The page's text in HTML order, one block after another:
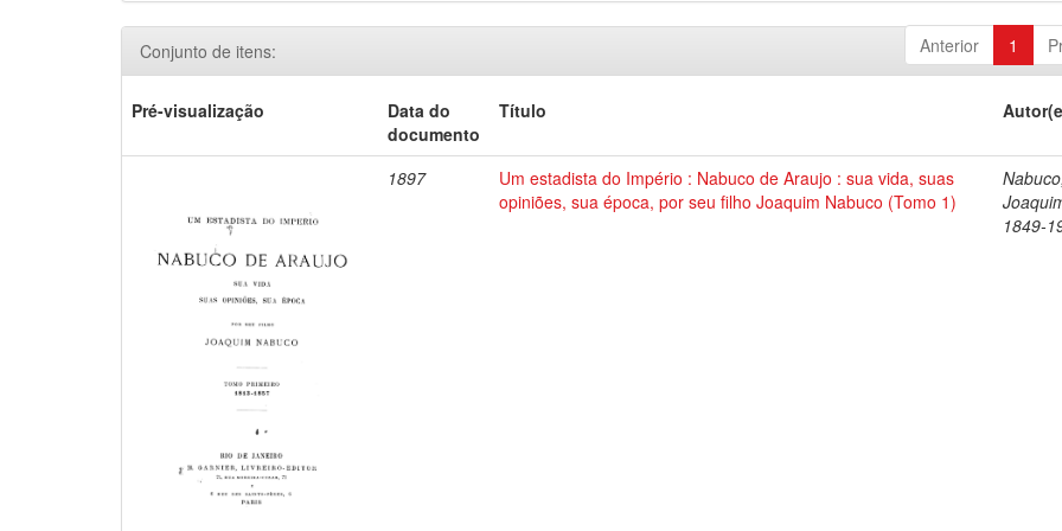
Anterior 1
Conjunto de itens:
Pré-visualização
Data do
documento
Título
1897
Um estadista do Império : Nabuco de Araujo : sua vida, suas
opiniões, sua época, por seu filho Joaquim Nabuco (Tomo 1)
Nabuco,
1849-